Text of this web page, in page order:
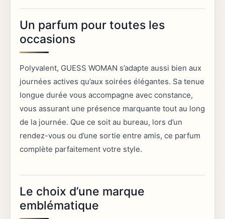
Un parfum pour toutes les
occasions
Polyvalent, GUESS WOMAN s’adapte aussi bien aux
journées actives qu’aux soirées élégantes. Sa tenue
longue durée vous accompagne avec constance,
vous assurant une présence marquante tout au long
de la journée. Que ce soit au bureau, lors d’un
rendez-vous ou d’une sortie entre amis, ce parfum
complète parfaitement votre style.
Le choix d’une marque
emblématique